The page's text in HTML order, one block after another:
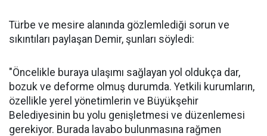
Türbe ve mesire alanında gözlemlediği sorun ve
sıkıntıları paylaşan Demir, şunları söyledi:
"Öncelikle buraya ulaşımı sağlayan yol oldukça dar,
bozuk ve deforme olmuş durumda. Yetkili kurumların,
özellikle yerel yönetimlerin ve Büyükşehir
Belediyesinin bu yolu genişletmesi ve düzenlemesi
gerekiyor. Burada lavabo bulunmasına rağmen